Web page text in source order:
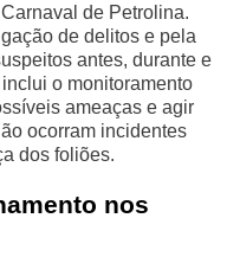
de Petrolina.
de delitos e pela
antes, durante e
o monitoramento
ameaças e agir
ocorram incidentes
dos foliões.
nos